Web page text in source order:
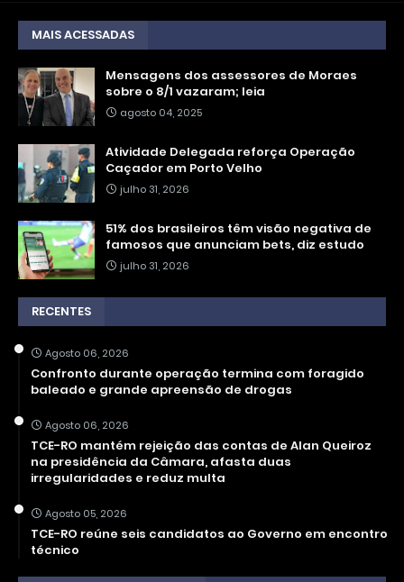
MAIS ACESSADAS
Mensagens dos assessores de Moraes
sobre o 8/1 vazaram; leia
agosto 04, 2025
Atividade Delegada reforça Operação
Caçador em Porto Velho
julho 31, 2026
51% dos brasileiros têm visão negativa de
famosos que anunciam bets, diz estudo
julho 31, 2026
RECENTES
Agosto 06, 2026
Confronto durante operação termina com foragido
baleado e grande apreensão de drogas
Agosto 06, 2026
TCE-RO mantém rejeição das contas de Alan Queiroz
na presidência da Câmara, afasta duas
irregularidades e reduz multa
Agosto 05, 2026
TCE-RO reúne seis candidatos ao Governo em encontro
técnico